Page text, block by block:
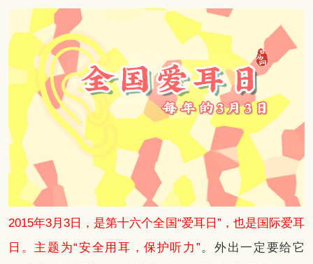
2015年3月3日，是第十六个全国“爱耳日”，也是国际爱耳
日。主题为“安全用耳，保护听力” 。外出一定要给它